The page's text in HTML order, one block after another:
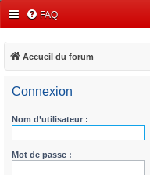
FAQ
Accueil du forum
Connexion
Nom d’utilisateur :
Mot de passe :